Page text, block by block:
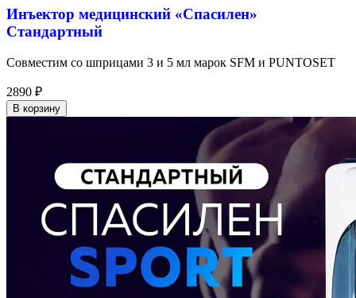
Инъектор медицинский «Спасилен»
Стандартный
Совместим со шприцами 3 и 5 мл марок SFM и PUNTOSET
2890 ₽
В корзину